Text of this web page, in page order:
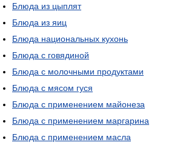
Блюда из цыплят
Блюда из яиц
Блюда национальных кухонь
Блюда с говядиной
Блюда с молочными продуктами
Блюда с мясом гуся
Блюда с применением майонеза
Блюда с применением маргарина
Блюда с применением масла